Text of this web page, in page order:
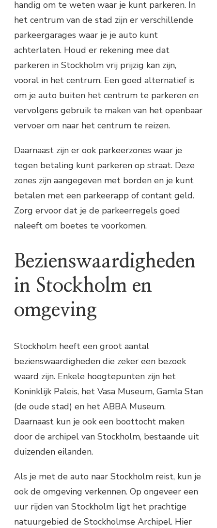
handig om te weten waar je kunt parkeren. In
het centrum van de stad zijn er verschillende
parkeergarages waar je je auto kunt
achterlaten. Houd er rekening mee dat
parkeren in Stockholm vrij prijzig kan zijn,
vooral in het centrum. Een goed alternatief is
om je auto buiten het centrum te parkeren en
vervolgens gebruik te maken van het openbaar
vervoer om naar het centrum te reizen.
Daarnaast zijn er ook parkeerzones waar je
tegen betaling kunt parkeren op straat. Deze
zones zijn aangegeven met borden en je kunt
betalen met een parkeerapp of contant geld.
Zorg ervoor dat je de parkeerregels goed
naleeft om boetes te voorkomen.
Bezienswaardigheden
in Stockholm en
omgeving
Stockholm heeft een groot aantal
bezienswaardigheden die zeker een bezoek
waard zijn. Enkele hoogtepunten zijn het
Koninklijk Paleis, het Vasa Museum, Gamla Stan
(de oude stad) en het ABBA Museum.
Daarnaast kun je ook een boottocht maken
door de archipel van Stockholm, bestaande uit
duizenden eilanden.
Als je met de auto naar Stockholm reist, kun je
ook de omgeving verkennen. Op ongeveer een
uur rijden van Stockholm ligt het prachtige
natuurgebied de Stockholmse Archipel. Hier